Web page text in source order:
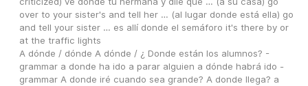
over to your sister's and tell her … (al lugar donde está ella) go
and tell your sister … es allí donde el semáforo it's there by or
at the traffic lights
A dónde / dónde A dónde / ¿ Donde están los alumnos? -
grammar a donde ha ido a parar alguien a dónde habrá ido -
grammar A donde iré cuando sea grande? A donde llega? a